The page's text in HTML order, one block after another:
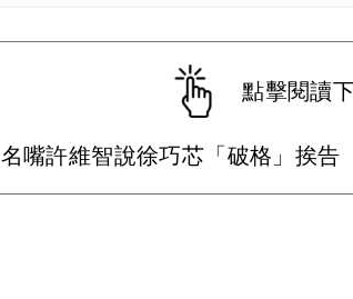
點擊閱讀
名嘴許維智說徐巧芯「破格」挨